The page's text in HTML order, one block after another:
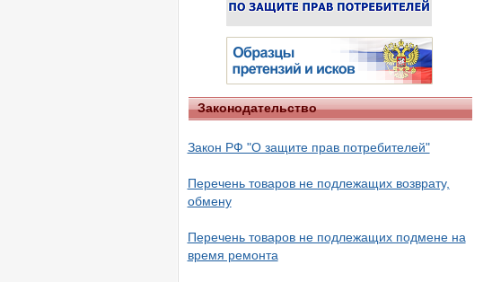
Законодательство
Закон РФ "О защите прав потребителей"
Перечень товаров не подлежащих возврату,
обмену
Перечень товаров не подлежащих подмене на
время ремонта